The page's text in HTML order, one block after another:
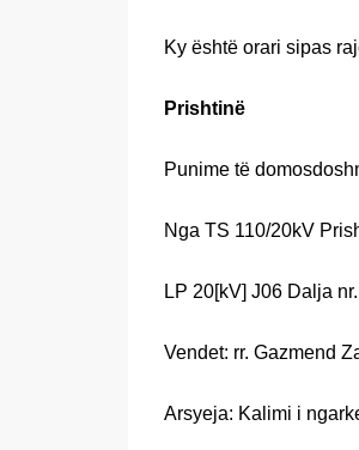
Ky është orari sipas
Prishtinë
Punime të
Nga TS 110/20kV
LP 20[kV] J06 Dalja
Vendet: rr. Gazmend
Arsyeja: Kalimi i